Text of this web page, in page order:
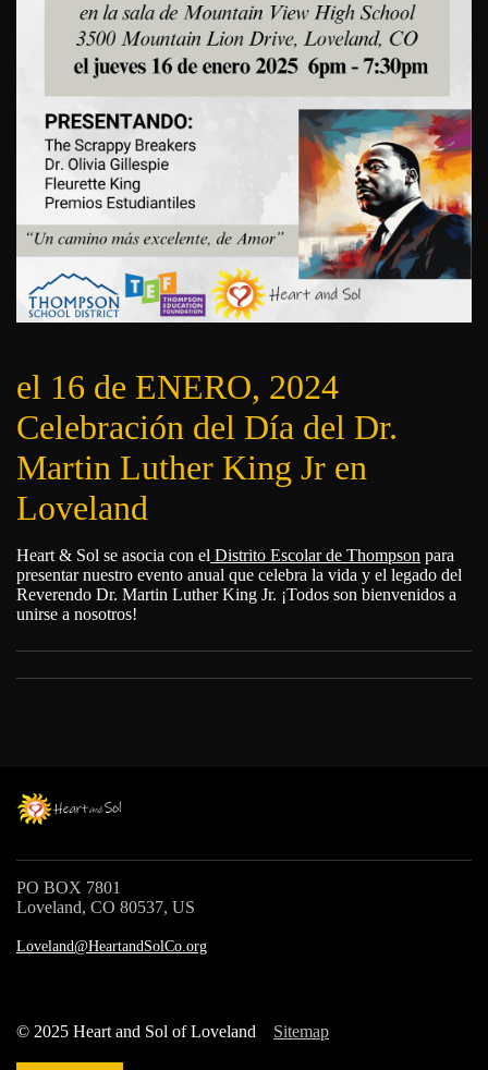
el 16 de ENERO, 2024
Celebración del Día del Dr.
Martin Luther King Jr en
Loveland
Heart & Sol se asocia con el Distrito Escolar de Thompson para
presentar nuestro evento anual que celebra la vida y el legado del
Reverendo Dr. Martin Luther King Jr. ¡Todos son bienvenidos a
unirse a nosotros!
PO BOX 7801
Loveland, CO 80537, US
Loveland@HeartandSolCo.org
© 2025 Heart and Sol of Loveland Sitemap